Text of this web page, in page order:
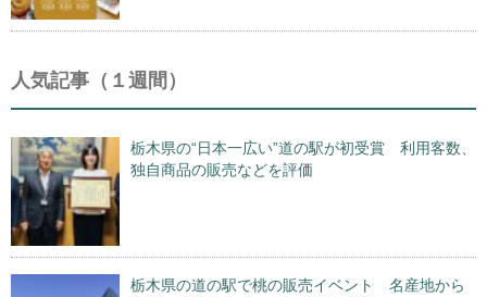
人気記事（１週間）
栃木県の“日本一広い”道の駅が初受賞 利用客数、
独自商品の販売などを評価
栃木県の道の駅で桃の販売イベント 名産地から